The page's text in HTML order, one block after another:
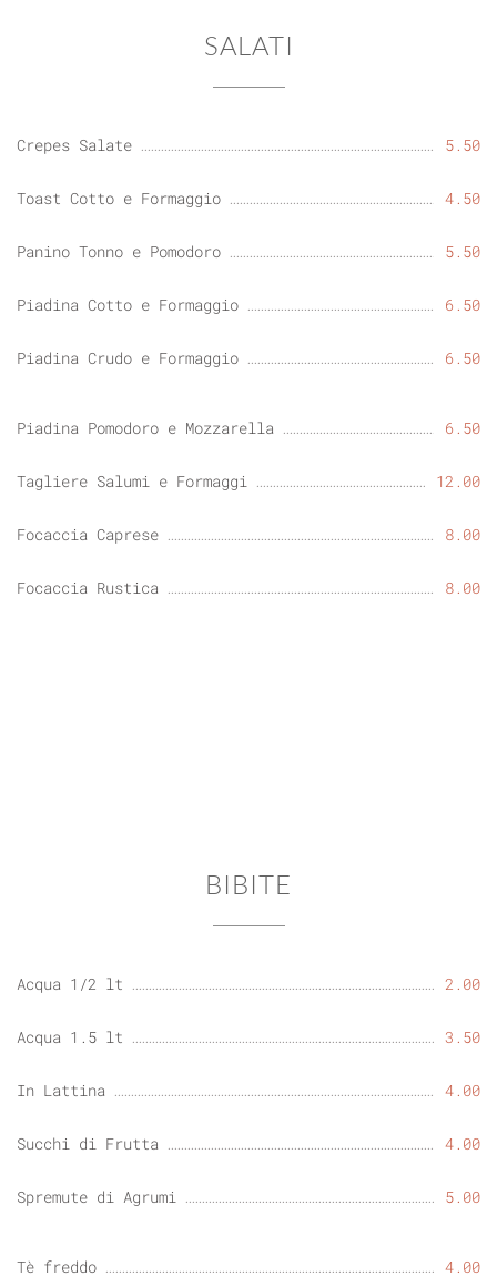
SALATI
Crepes Salate 5.50
Toast Cotto e Formaggio 4.50
Panino Tonno e Pomodoro 5.50
Piadina Cotto e Formaggio 6.50
Piadina Crudo e Formaggio 6.50
Piadina Pomodoro e Mozzarella 6.50
Tagliere Salumi e Formaggi 12.00
Focaccia Caprese 8.00
Focaccia Rustica 8.00
BIBITE
Acqua 1/2 lt 2.00
Acqua 1.5 lt 3.50
In Lattina 4.00
Succhi di Frutta 4.00
Spremute di Agrumi 5.00
Tè freddo 4.00